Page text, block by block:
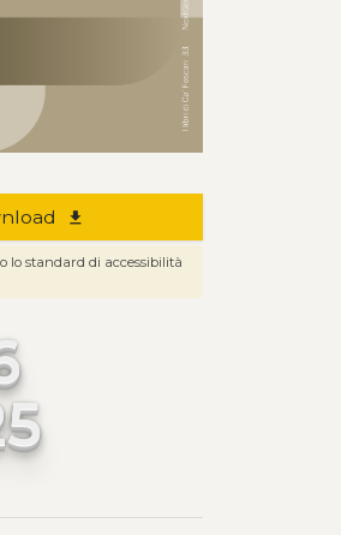
file_download
lo standard di accessibilità